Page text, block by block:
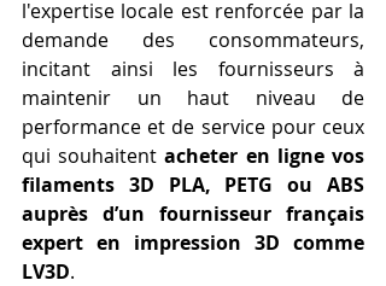
l'expertise locale est renforcée par la
demande des consommateurs,
incitant ainsi les fournisseurs à
maintenir un haut niveau de
performance et de service pour ceux
qui souhaitent acheter en ligne vos
filaments 3D PLA, PETG ou ABS
auprès d’un fournisseur français
expert en impression 3D comme
LV3D.